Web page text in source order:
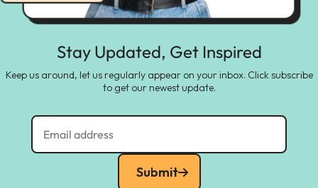
Stay Updated, Get Inspired
Keep us around, let us regularly appear on your inbox. Click subscribe
to get our newest update.
Submit